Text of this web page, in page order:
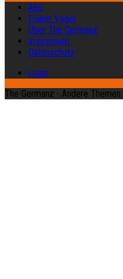
Abo
Früher Vogel
Über The Germanz
Impressum
Datenschutz
Login
The Germanz - Andere